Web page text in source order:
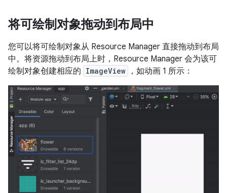
将可绘制对象拖动到布局中
您可以将可绘制对象从 Resource Manager 直接拖动到布局
中。将资源拖动到布局上时，Resource Manager 会为该可
绘制对象创建相应的 ImageView ，如动画 1 所示：